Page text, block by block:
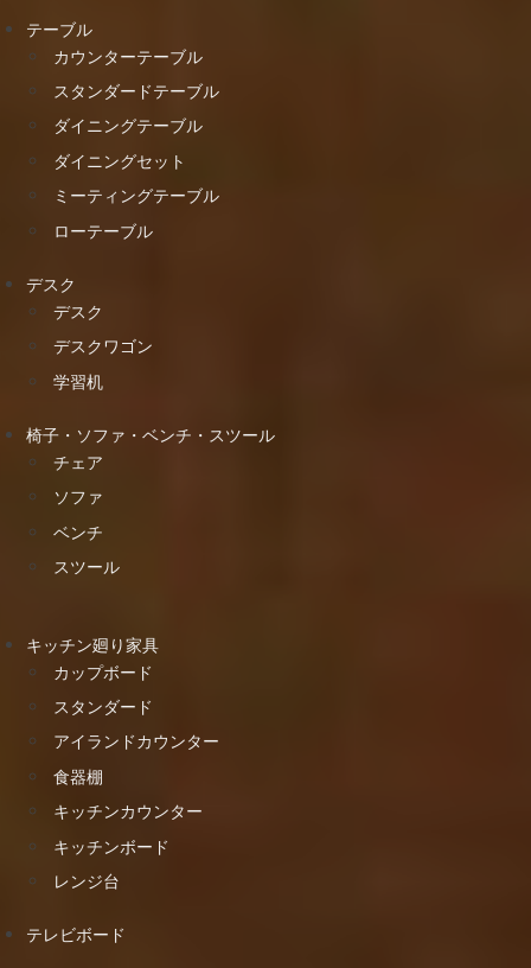
テーブル
カウンターテーブル
スタンダードテーブル
ダイニングテーブル
ダイニングセット
ミーティングテーブル
ローテーブル
デスク
デスク
デスクワゴン
学習机
椅子・ソファ・ベンチ・スツール
チェア
ソファ
ベンチ
スツール
キッチン廻り家具
カップボード
スタンダード
アイランドカウンター
食器棚
キッチンカウンター
キッチンボード
レンジ台
テレビボード